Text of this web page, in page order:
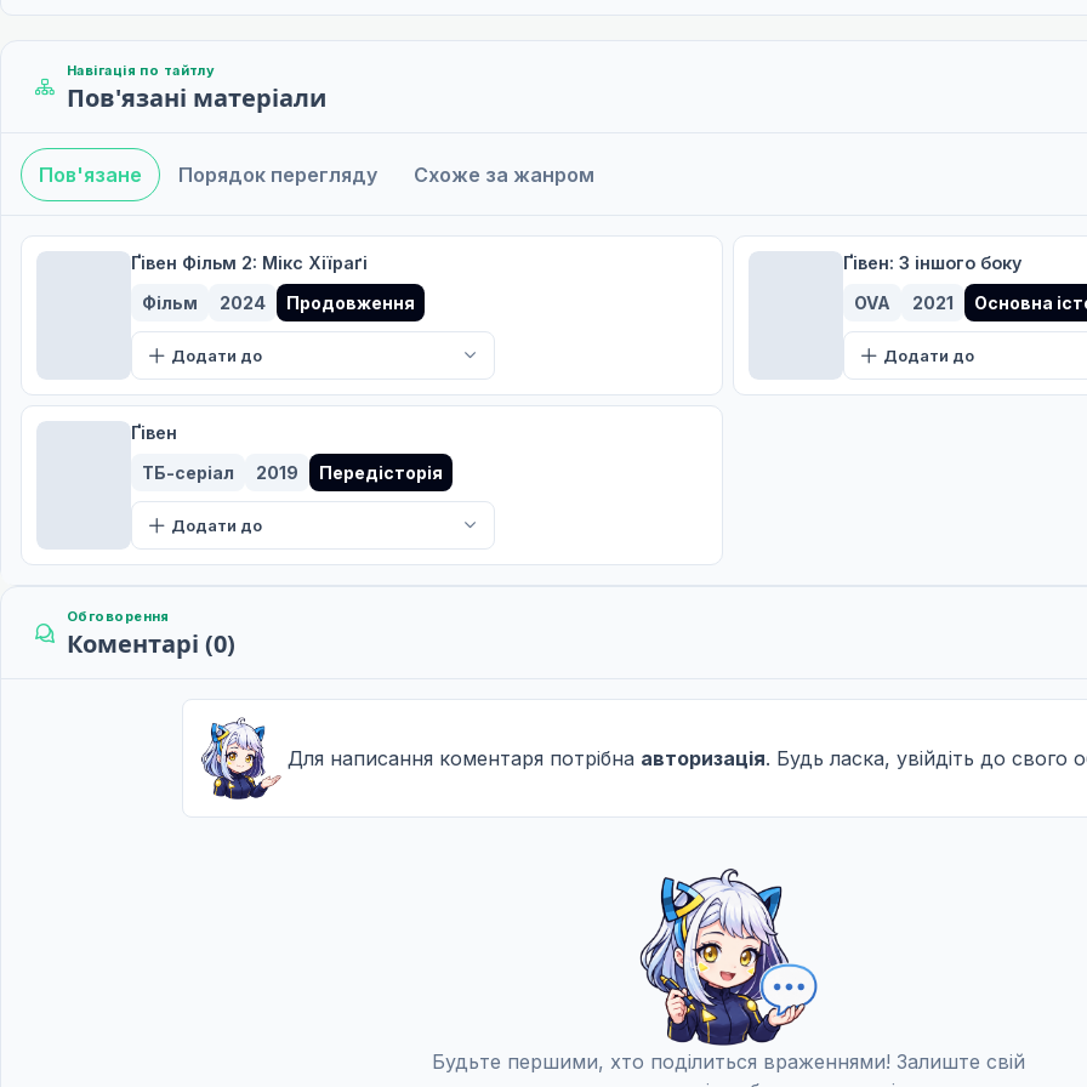
Навігація по тайтлу
Пов'язані матеріали
Пов'язане Порядок перегляду Схоже за жанром
Ґівен Фільм 2: Мікс Хіїраґі
Фільм
2024 Продовження
Додати до
Ґівен: З іншого боку
OVA
2021 Основна
Додати до
Ґівен
ТБ-серіал
2019 Передісторія
Додати до
Обговорення
Коментарі (0)
Для написання коментаря потрібна авторизація. Будь ласка, увійдіть до свого
Будьте першими, хто поділиться враженнями! Залиште свій